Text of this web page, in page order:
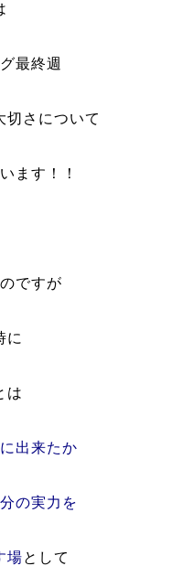
最終週
切さについて
ます！！
ですが
に
は
出来たか
の実力を
場として